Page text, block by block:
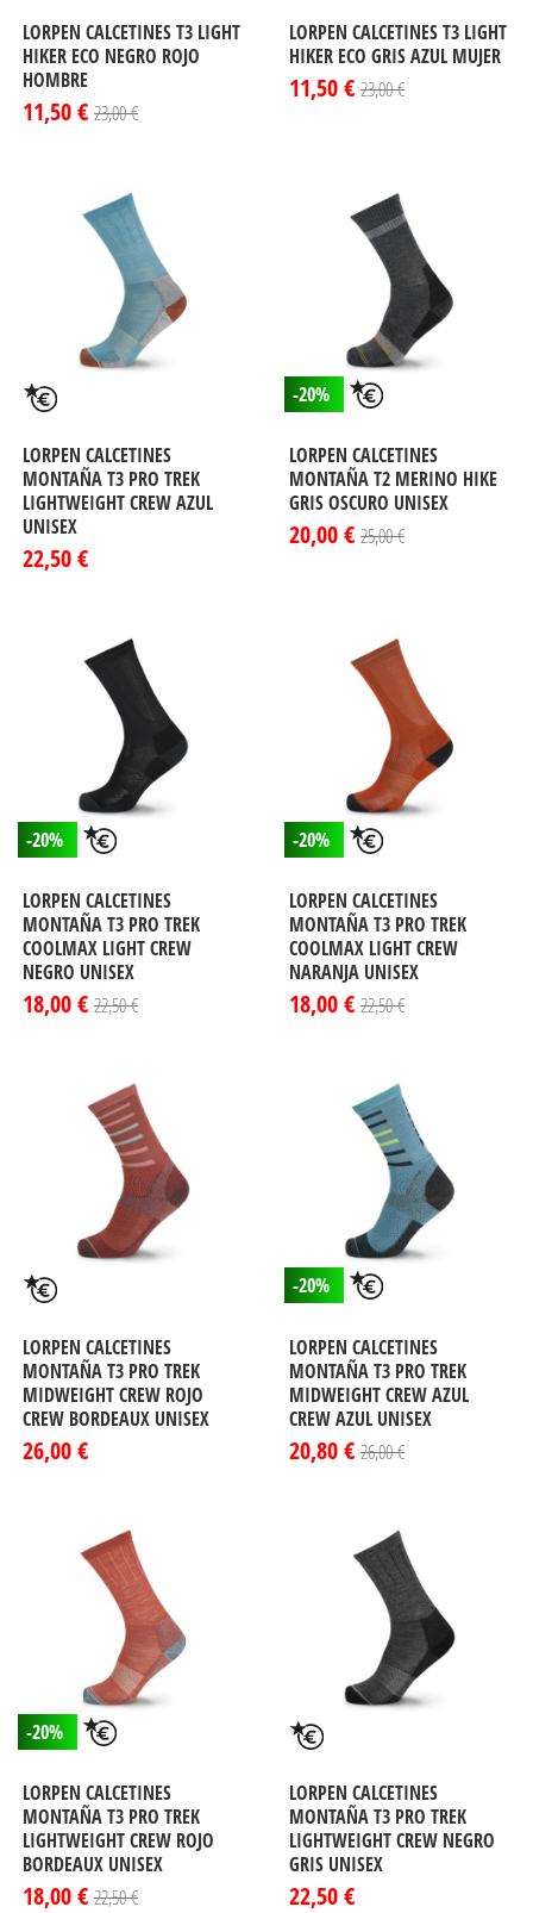
LORPEN CALCETINES T3 LIGHT
HIKER ECO NEGRO ROJO
HOMBRE
11,50 € 23,00 €
LORPEN CALCETINES T3 LIGHT
HIKER ECO GRIS AZUL MUJER
11,50 € 23,00 €
LORPEN CALCETINES
MONTAÑA T3 PRO TREK
LIGHTWEIGHT CREW AZUL
UNISEX
22,50 €
-20%
LORPEN CALCETINES
MONTAÑA T2 MERINO HIKE
GRIS OSCURO UNISEX
20,00 € 25,00 €
-20%
LORPEN CALCETINES
MONTAÑA T3 PRO TREK
COOLMAX LIGHT CREW
NEGRO UNISEX
18,00 € 22,50 €
-20%
LORPEN CALCETINES
MONTAÑA T3 PRO TREK
COOLMAX LIGHT CREW
NARANJA UNISEX
18,00 € 22,50 €
LORPEN CALCETINES
MONTAÑA T3 PRO TREK
MIDWEIGHT CREW ROJO
CREW BORDEAUX UNISEX
26,00 €
-20%
LORPEN CALCETINES
MONTAÑA T3 PRO TREK
MIDWEIGHT CREW AZUL
CREW AZUL UNISEX
20,80 € 26,00 €
-20%
LORPEN CALCETINES
MONTAÑA T3 PRO TREK
LIGHTWEIGHT CREW ROJO
BORDEAUX UNISEX
18,00 € 22,50 €
LORPEN CALCETINES
MONTAÑA T3 PRO TREK
LIGHTWEIGHT CREW NEGRO
GRIS UNISEX
22,50 €